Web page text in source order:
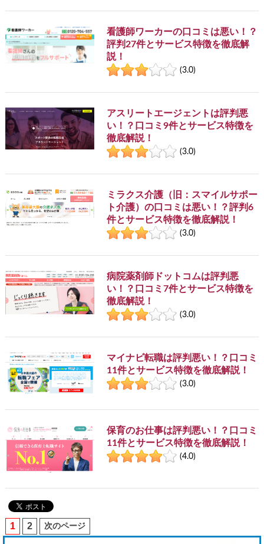
看護師ワーカーの口コミは悪い！？
評判27件とサービス特徴を徹底解
説！
(3.0)
アスリートエージェントは評判悪
い！？口コミ9件とサービス特徴を
徹底解説！
(3.0)
ミラクス介護（旧：スマイルサポー
ト介護）の口コミは悪い！？評判6
件とサービス特徴を徹底解説！
(3.0)
病院薬剤師ドットコムは評判悪
い！？口コミ7件とサービス特徴を
徹底解説！
(3.0)
マイナビ転職は評判悪い！？口コミ
11件とサービス特徴を徹底解説！
(3.0)
保育のお仕事は評判悪い！？口コミ
11件とサービス特徴を徹底解説！
(4.0)
1 2 次のページ